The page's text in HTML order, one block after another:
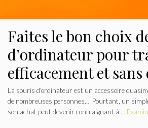
Faites le bon choix
d’ordinateur pour
efficacement et
La souris d’ordinateur est un accessoire
de nombreuses personnes… Pourtant, un
son achat peut devenir contraignant à …